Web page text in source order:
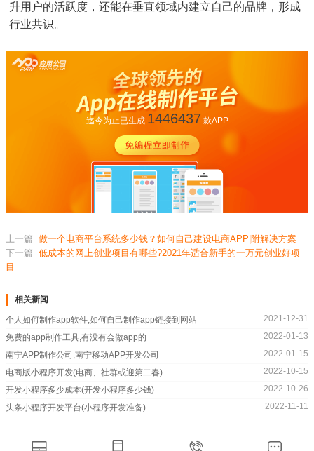
升用户的活跃度，还能在垂直领域内建立自己的品牌，形成
行业共识。
迄今为止已生成 1446437 款APP
上一篇 做一个电商平台系统多少钱？如何自己建设电商APP|附解决方案
下一篇 低成本的网上创业项目有哪些?2021年适合新手的一万元创业好项
目
相关新闻
个人如何制作app软件,如何自己制作app链接到网站
2021-12-31
免费的app制作工具,有没有会做app的
2022-01-13
南宁APP制作公司,南宁移动APP开发公司
2022-01-15
电商版小程序开发(电商、社群或迎第二春)
2022-10-15
开发小程序多少成本(开发小程序多少钱)
2022-10-26
头条小程序开发平台(小程序开发准备)
2022-11-11